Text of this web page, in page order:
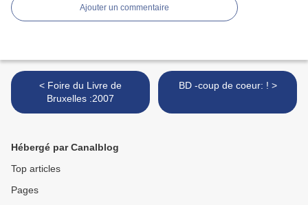
Ajouter un commentaire
< Foire du Livre de
Bruxelles :2007
BD -coup de coeur: ! >
Hébergé par Canalblog
Top articles
Pages